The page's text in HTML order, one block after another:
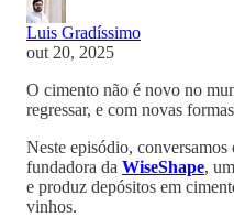
Luis Gradíssimo
out 20, 2025
O cimento não é novo no
regressar, e com novas
Neste episódio, conversamos
fundadora da WiseShape,
e produz depósitos em
vinhos.